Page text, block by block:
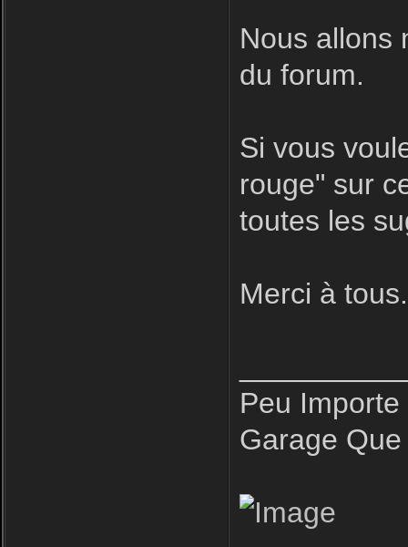
Nous allons
du forum.
Si vous
rouge" sur
toutes les
Merci à
Peu
Garage